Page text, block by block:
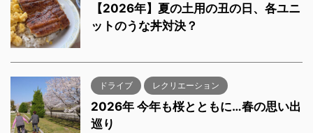
【2026年】夏の土用の丑の日、各ユニ
ットのうな丼対決？
ドライブ レクリエーション
2026年 今年も桜とともに…春の思い出
巡り